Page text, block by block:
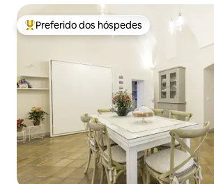
Entre os melhores preferidos dos hóspedes
Preferido dos hóspedes